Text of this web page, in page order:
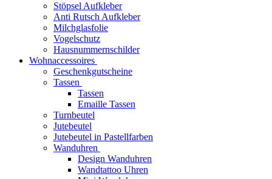
Stöpsel Aufkleber
Anti Rutsch Aufkleber
Milchglasfolie
Vogelschutz
Hausnummernschilder
Wohnaccessoires
Geschenkgutscheine
Tassen
Tassen
Emaille Tassen
Turnbeutel
Jutebeutel
Jutebeutel in Pastellfarben
Wanduhren
Design Wanduhren
Wandtattoo Uhren